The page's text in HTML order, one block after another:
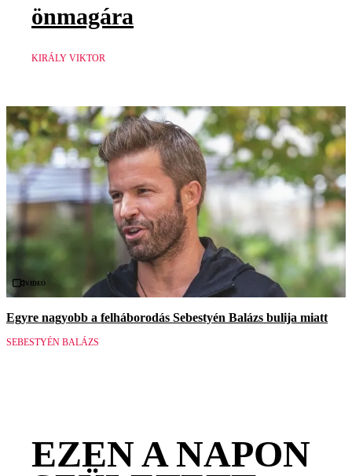
önmagára
KIRÁLY VIKTOR
Videó
Egyre nagyobb a felháborodás Sebestyén Balázs bulija miatt
SEBESTYÉN BALÁZS
EZEN A NAPON